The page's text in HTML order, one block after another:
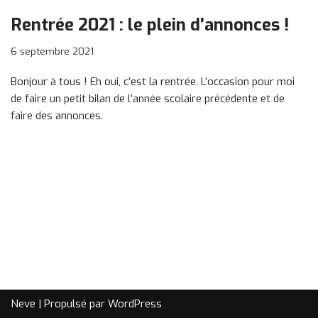
Rentrée 2021 : le plein d’annonces !
6 septembre 2021
Bonjour à tous ! Eh oui, c’est la rentrée. L’occasion pour moi
de faire un petit bilan de l’année scolaire précédente et de
faire des annonces.
Neve | Propulsé par WordPress